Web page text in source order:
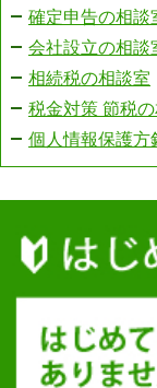
確定申告の相談
会社設立の相談
相続税の相談室
税金対策 節税
個人情報保護方